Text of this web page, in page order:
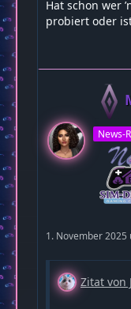
Hat schon wer
probiert oder
News-
1. November 2025
Zitat von